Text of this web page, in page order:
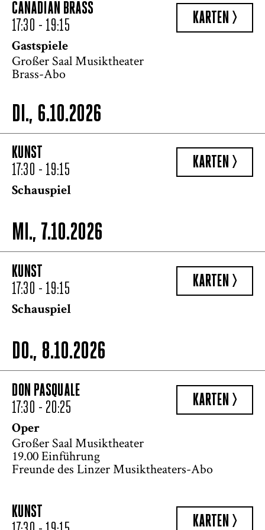
CANADIAN BRASS
17:30 - 19:15
KARTEN >
Gastspiele
Großer Saal Musiktheater
Brass-Abo
DI., 6.10.2026
KUNST
17:30 - 19:15
KARTEN >
Schauspiel
MI., 7.10.2026
KUNST
17:30 - 19:15
KARTEN >
Schauspiel
DO., 8.10.2026
DON PASQUALE
17:30 - 20:25
KARTEN >
Oper
Großer Saal Musiktheater
19.00 Einführung
Freunde des Linzer Musiktheaters-Abo
KUNST
KARTEN >